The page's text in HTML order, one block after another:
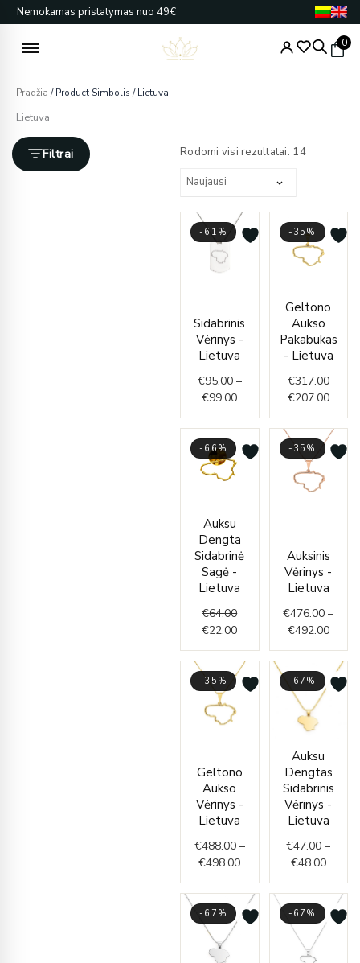
Pereiti
prie
turinio
Nemokamas pristatymas nuo 49€
0
Pradžia / Product Simbolis / Lietuva
Lietuva
Filtrai Rodomi visi rezultatai: 14pagal
-61%
Sidabrinis
Vėrinys -
Lietuva
€95.00 –
€99.00
€95.00
-35%
Geltono
Aukso
Pakabukas
- Lietuva
€317.00
price
€207.00
price
-66%
Auksu
Dengta
Sidabrinė
Sagė -
Lietuva
€64.00
was:
€64.00.
€22.00
is:
€22.00.
-35%
Auksinis
Vėrinys -
Lietuva
€476.00 –
€492.00
-35%
Geltono
Aukso
Vėrinys -
Lietuva
€488.00 –
€498.00
€488.00
-67%
Auksu
Dengtas
Sidabrinis
Vėrinys -
Lietuva
€47.00 –
€48.00
€47.00
-67% -67%